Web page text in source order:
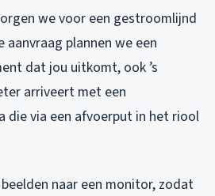
we voor een gestroomlijnd
aanvraag plannen we een
dat jou uitkomt, ook ’s
arriveert met een
die via een afvoerput in het riool
naar een monitor, zodat